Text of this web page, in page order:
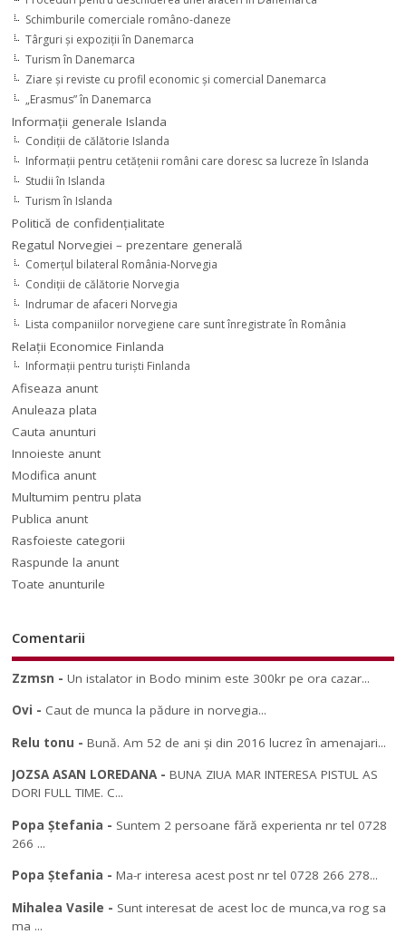
Schimburile comerciale româno-daneze
Târguri şi expoziţii în Danemarca
Turism în Danemarca
Ziare şi reviste cu profil economic şi comercial Danemarca
„Erasmus” în Danemarca
Informaţii generale Islanda
Condiţii de călătorie Islanda
Informaţii pentru cetăţenii români care doresc sa lucreze în Islanda
Studii în Islanda
Turism în Islanda
Politică de confidențialitate
Regatul Norvegiei – prezentare generală
Comerţul bilateral România-Norvegia
Condiții de călătorie Norvegia
Indrumar de afaceri Norvegia
Lista companiilor norvegiene care sunt înregistrate în România
Relaţii Economice Finlanda
Informaţii pentru turişti Finlanda
Afiseaza anunt
Anuleaza plata
Cauta anunturi
Innoieste anunt
Modifica anunt
Multumim pentru plata
Publica anunt
Rasfoieste categorii
Raspunde la anunt
Toate anunturile
Comentarii
Zzmsn -Un istalator in Bodo minim este 300kr pe ora cazar...
Ovi - Caut de munca la pădure in norvegia...
Relu tonu -Bună. Am 52 de ani și din 2016 lucrez în amenajari...
JOZSA ASAN LOREDANA-BUNA ZIUA MAR INTERESA PISTUL AS
DORI FULL TIME. C...
Popa Ștefania - Suntem 2 persoane fără experienta nr tel 0728
266 ...
Popa Ștefania -Ma-r interesa acest post nr tel 0728 266 278...
Mihalea Vasile - Sunt interesat de acest loc de munca,va rog sa
ma ...